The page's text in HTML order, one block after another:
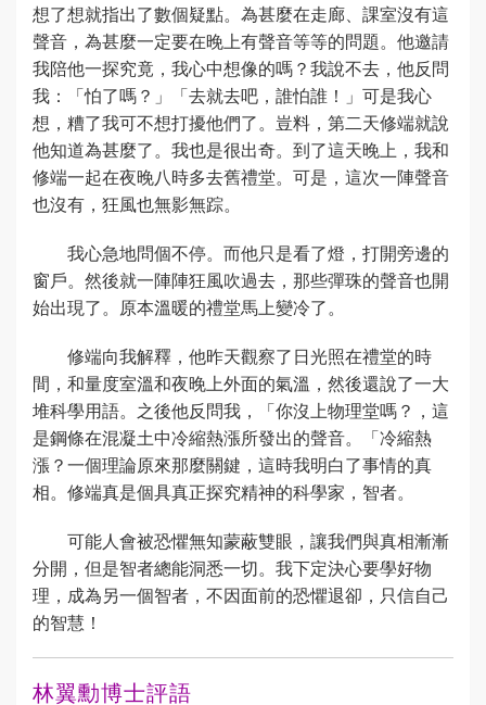
想了想就指出了數個疑點。為甚麼在走廊、課室沒有這
聲音，為甚麼一定要在晚上有聲音等等的問題。他邀請
我陪他一探究竟，我心中想像的嗎？我說不去，他反問
我：「怕了嗎？」「去就去吧，誰怕誰！」可是我心
想，糟了我可不想打擾他們了。豈料，第二天修端就說
他知道為甚麼了。我也是很出奇。到了這天晚上，我和
修端一起在夜晚八時多去舊禮堂。可是，這次一陣聲音
也沒有，狂風也無影無踪。
我心急地問個不停。而他只是看了燈，打開旁邊的
窗戶。然後就一陣陣狂風吹過去，那些彈珠的聲音也開
始出現了。原本溫暖的禮堂馬上變冷了。
修端向我解釋，他昨天觀察了日光照在禮堂的時
間，和量度室溫和夜晚上外面的氣溫，然後還說了一大
堆科學用語。之後他反問我，「你沒上物理堂嗎？，這
是鋼條在混凝土中冷縮熱漲所發出的聲音。「冷縮熱
漲？一個理論原來那麼關鍵，這時我明白了事情的真
相。修端真是個具真正探究精神的科學家，智者。
可能人會被恐懼無知蒙蔽雙眼，讓我們與真相漸漸
分開，但是智者總能洞悉一切。我下定決心要學好物
理，成為另一個智者，不因面前的恐懼退卻，只信自己
的智慧！
林翼勳博士評語